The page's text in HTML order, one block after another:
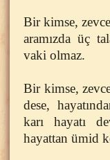
Bir kimse,
aramızda üç
vaki olmaz.
Bir kimse,
dese,
karı hayatı
hayattan ümid